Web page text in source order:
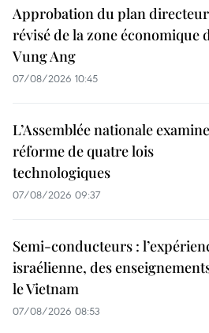
Approbation du plan directeur
révisé de la zone économique
Vung Ang
07/08/2026 10:45
L’Assemblée nationale
réforme de quatre lois
technologiques
07/08/2026 09:37
Semi-conducteurs :
israélienne, des
le Vietnam
07/08/2026 08:53